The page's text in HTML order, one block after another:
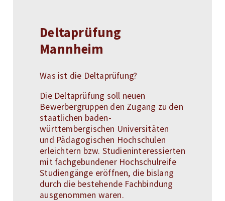
Deltaprüfung
Mannheim
Was ist die Deltaprüfung?
Die Deltaprüfung soll neuen
Bewerbergruppen den Zugang zu den
staatlichen baden-
württembergischen Universitäten
und Pädagogischen Hochschulen
erleichtern bzw. Studieninteressierten
mit fachgebundener Hochschulreife
Studiengänge eröffnen, die bislang
durch die bestehende Fachbindung
ausgenommen waren.